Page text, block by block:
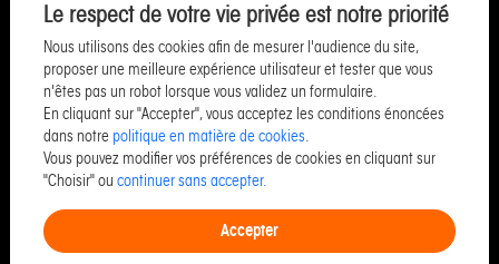
Le respect de votre vie privée est notre priorité
Nous utilisons des cookies afin de mesurer l'audience du site,
proposer une meilleure expérience utilisateur et tester que vous
n'êtes pas un robot lorsque vous validez un formulaire.
En cliquant sur "Accepter", vous acceptez les conditions énoncées
dans notre politique en matière de cookies.
Vous pouvez modifier vos préférences de cookies en cliquant sur
"Choisir" ou continuer sans accepter.
Accepter
Villers-Bocage
Yquelon Service Copropriété
Service Pozzo Financement
Service Pozzo Patrimoine
Service Pozzo Promotion
Service Pozzo Entreprise & Commerce